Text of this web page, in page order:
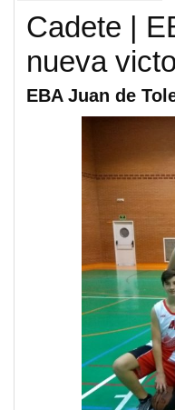
Cadete |
nueva
EBA Juan de